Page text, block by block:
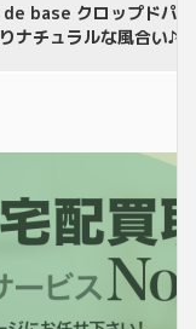
base クロップドパ
ナチュラルな風合い♪